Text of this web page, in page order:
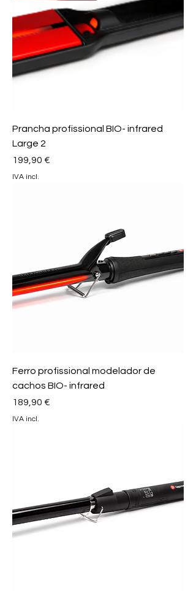
Prancha profissional BIO- infrared
Large 2
Preço
199,90 €
IVA incl.
Ferro profissional modelador de
cachos BIO- infrared
Preço
189,90 €
IVA incl.